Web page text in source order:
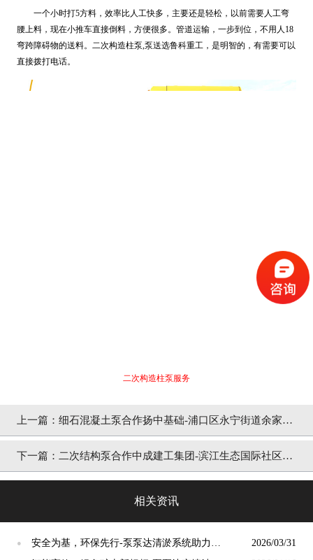
一个小时打5方料，效率比人工快多，主要还是轻松，以前需要人工弯
腰上料，现在小推车直接倒料，方便很多。管道运输，一步到位，不用人18
弯跨障碍物的送料。二次构造柱泵,泵送选鲁科重工，是明智的，有需要可以
直接拨打电话。
二次构造柱泵服务
上一篇：细石混凝土泵合作扬中基础-浦口区永宁街道余家湾
保障房项目
下一篇：二次结构泵合作中成建工集团-滨江生态国际社区商
相关资讯
●
安全为基，环保先行-泵泵达清淤系统助力赵
2026/03/31